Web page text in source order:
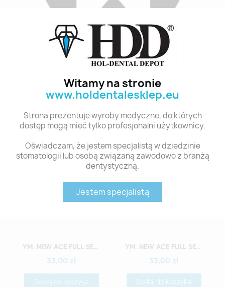
Witamy na stronie
www.holdentalesklep.eu
Strona prezentuje wyroby medyczne, do których
dostęp mogą mieć tylko profesjonalni użytkownicy.
Oświadczam, że jestem specjalistą w dziedzinie
stomatologii lub osobą związaną zawodowo z branżą
dentystyczną.
Jestem specjalistą
B2 TL5 28
Polecane produkty z tej kategorii
Szybki podgląd YM. NEW ACE FULL SET - AKRYLOWE ZĘBY SZTUCZNE - B2-O2
33,00 zł
Dodaj do koszyka
Szybki podgląd YM. NEW ACE FULL SET - AKRYLOWE ZĘBY SZTUCZNE - B2-O3
33,00 zł
Dodaj do koszyka